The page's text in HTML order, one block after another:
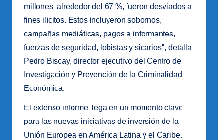
millones, alrededor del 67 %, fueron desviados a
fines ilícitos. Estos incluyeron sobornos,
campañas mediáticas, pagos a informantes,
fuerzas de seguridad, lobistas y sicarios", detalla
Pedro Biscay, director ejecutivo del Centro de
Investigación y Prevención de la Criminalidad
Económica.
El extenso informe llega en un momento clave
para las nuevas iniciativas de inversión de la
Unión Europea en América Latina y el Caribe.